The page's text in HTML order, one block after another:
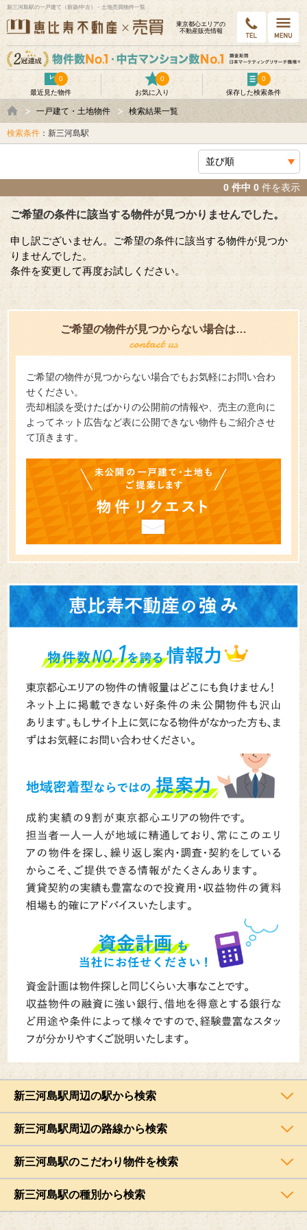
新三河島駅の一戸建て（新築/中古）・土地売買物件一覧
東京都⼼エリアの
不動産販売情報
最近見た物件
0
お気に入り
0
保存した検索条件
0
一戸建て・土地物件 検索結果一覧
検索条件 ：新三河島駅
0 件中 0 件を表示
ご希望の条件に該当する物件が見つかりませんでした。
申し訳ございません。ご希望の条件に該当する物件が見つか
りませんでした。
条件を変更して再度お試しください。
ご希望の物件が見つからない場合は…
ご希望の物件が見つからない場合でもお気軽にお問い合わ
せください。
売却相談を受けたばかりの公開前の情報や、売主の意向に
よってネット広告など表に公開できない物件もご紹介させ
て頂きます。
新三河島駅周辺の駅から検索
新三河島駅周辺の路線から検索
新三河島駅のこだわり物件を検索
新三河島駅の種別から検索